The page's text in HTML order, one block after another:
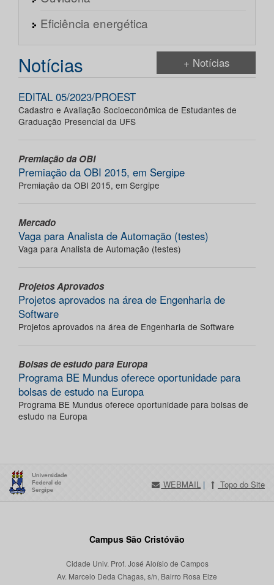
Eficiência energética
Notícias + Notícias
EDITAL 05/2023/PROEST
Cadastro e Avaliação Socioeconômica de Estudantes de
Graduação Presencial da UFS
Premiação da OBI
Premiação da OBI 2015, em Sergipe
Premiação da OBI 2015, em Sergipe
Mercado
Vaga para Analista de Automação (testes)
Vaga para Analista de Automação (testes)
Projetos Aprovados
Projetos aprovados na área de Engenharia de
Software
Projetos aprovados na área de Engenharia de Software
Bolsas de estudo para Europa
Programa BE Mundus oferece oportunidade para
bolsas de estudo na Europa
Programa BE Mundus oferece oportunidade para bolsas de
estudo na Europa
WEBMAIL | Topo do Site
Campus São Cristóvão
Cidade Univ. Prof. José Aloísio de Campos
Av. Marcelo Deda Chagas, s/n, Bairro Rosa Elze